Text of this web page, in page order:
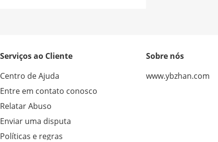
Serviços ao Cliente
Centro de Ajuda
Entre em contato conosco
Relatar Abuso
Enviar uma disputa
Políticas e regras
Sobre nós
www.ybzhan.com